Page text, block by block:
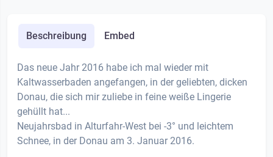
Beschreibung Embed
Das neue Jahr 2016 habe ich mal wieder mit
Kaltwasserbaden angefangen, in der geliebten, dicken
Donau, die sich mir zuliebe in feine weiße Lingerie
gehüllt hat...
Neujahrsbad in Alturfahr-West bei -3° und leichtem
Schnee, in der Donau am 3. Januar 2016.